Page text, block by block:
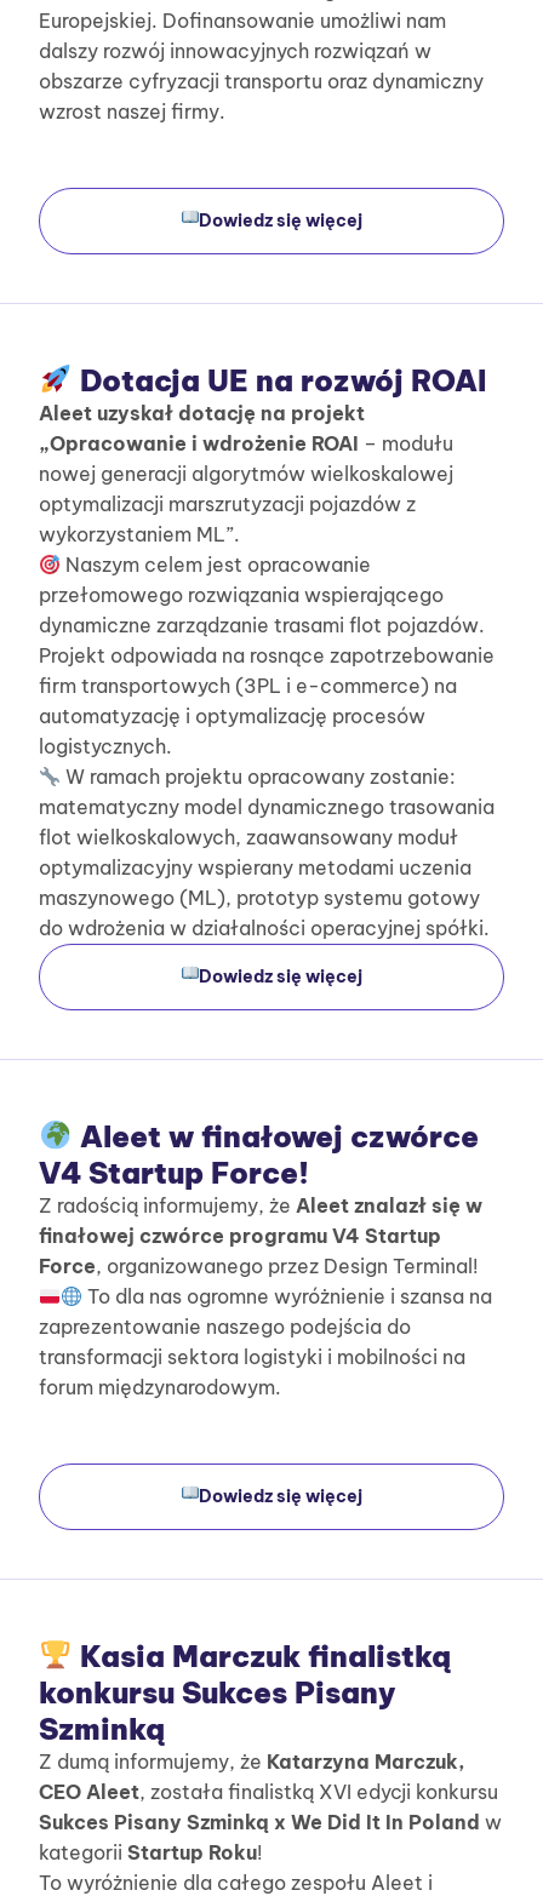
Europejskiej. Dofinansowanie umożliwi nam
dalszy rozwój innowacyjnych rozwiązań w
obszarze cyfryzacji transportu oraz dynamiczny
wzrost naszej firmy.
Dowiedz się więcej
Dotacja UE na rozwój ROAI
Aleet uzyskał dotację na projekt
„Opracowanie i wdrożenie ROAI – modułu
nowej generacji algorytmów wielkoskalowej
optymalizacji marszrutyzacji pojazdów z
wykorzystaniem ML”.
Naszym celem jest opracowanie
przełomowego rozwiązania wspierającego
dynamiczne zarządzanie trasami flot pojazdów.
Projekt odpowiada na rosnące zapotrzebowanie
firm transportowych (3PL i e-commerce) na
automatyzację i optymalizację procesów
logistycznych.
W ramach projektu opracowany zostanie:
matematyczny model dynamicznego trasowania
flot wielkoskalowych, zaawansowany moduł
optymalizacyjny wspierany metodami uczenia
maszynowego (ML), prototyp systemu gotowy
do wdrożenia w działalności operacyjnej spółki.
Dowiedz się więcej
Aleet w finałowej czwórce
V4 Startup Force!
Z radością informujemy, że Aleet znalazł się w
finałowej czwórce programu V4 Startup
Force, organizowanego przez Design Terminal!
To dla nas ogromne wyróżnienie i szansa na
zaprezentowanie naszego podejścia do
transformacji sektora logistyki i mobilności na
forum międzynarodowym.
Dowiedz się więcej
Kasia Marczuk finalistką
konkursu Sukces Pisany
Szminką
Z dumą informujemy, że Katarzyna Marczuk,
CEO Aleet, została finalistką XVI edycji konkursu
Sukces Pisany Szminką x We Did It In Poland w
kategorii Startup Roku!
To wyróżnienie dla całego zespołu Aleet i